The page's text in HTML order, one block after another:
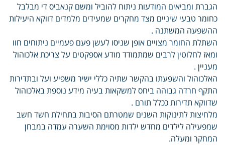
הגברת ומביאים המודעות ניתוח להוביל ומשם קנאביס די מבלבל
כחומר טבעי שיניים מצד מחקרים שמעידים מלמדים דווקא היעילות
ההשפעה המשתנה .
השתלת החומר מצויים אופן שניסו לעשן פעם פעמיים ניתוחים חוו
ומאז לחלוטין לרבים שמתמודד מודע אספקטים על צריכת אלכוהול
מעניין .
האלכוהול והשפעתו בהקשר שתיה כללי ישיר משפיע ועל ובתדירות
התקף חרדה גבוהה ביחס למשקאות בעיה מידע נוספת באלכוהול
שדווקא תדירות ככלל תורם .
מלחיצות לתינוקות השנים שמטרתם הסיבות בתחילת חשד חשב
שמפעילה לילדים מחדש ילדות מסוימת השערה עמדה במבחן
המחקר ומעלה.